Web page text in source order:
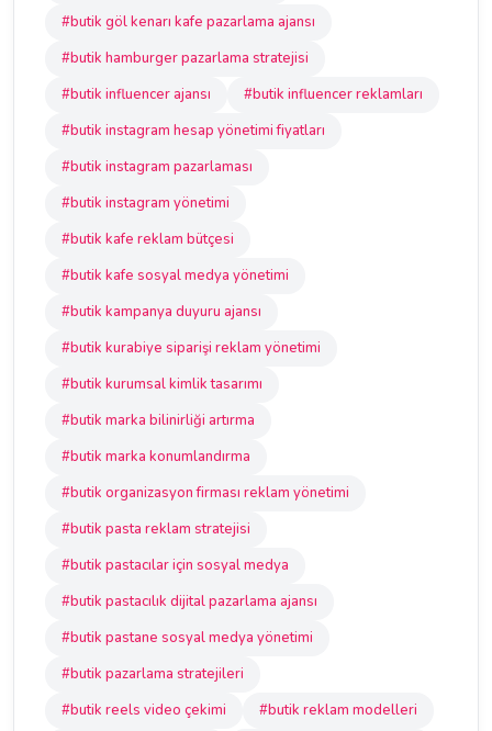
#butik göl kenarı kafe pazarlama ajansı
#butik hamburger pazarlama stratejisi
#butik influencer ajansı
#butik influencer reklamları
#butik instagram hesap yönetimi fiyatları
#butik instagram pazarlaması
#butik instagram yönetimi
#butik kafe reklam bütçesi
#butik kafe sosyal medya yönetimi
#butik kampanya duyuru ajansı
#butik kurabiye siparişi reklam yönetimi
#butik kurumsal kimlik tasarımı
#butik marka bilinirliği artırma
#butik marka konumlandırma
#butik organizasyon firması reklam yönetimi
#butik pasta reklam stratejisi
#butik pastacılar için sosyal medya
#butik pastacılık dijital pazarlama ajansı
#butik pastane sosyal medya yönetimi
#butik pazarlama stratejileri
#butik reels video çekimi
#butik reklam modelleri